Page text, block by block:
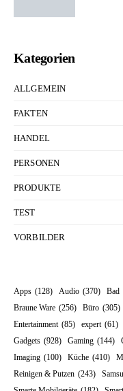
Kategorien
ALLGEMEIN
FAKTEN
HANDEL
PERSONEN
PRODUKTE
TEST
VORBILDER
Apps (128) Audio (370) Bad
Braune Ware (256) Büro (305)
Entertainment (85) expert (61)
Gadgets (928) Gaming (144)
Imaging (100) Küche (410)
Reinigen & Putzen (243)